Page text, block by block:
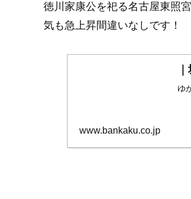
徳川家康公を祀る名古屋東照
気も急上昇間違いなしです！
ゆ
www.bankaku.co.jp